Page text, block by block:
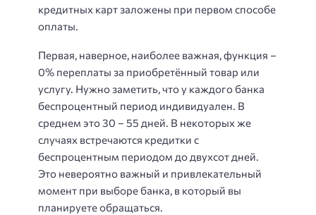
кредитных карт заложены при первом способе
оплаты.
Первая, наверное, наиболее важная, функция –
0% переплаты за приобретённый товар или
услугу. Нужно заметить, что у каждого банка
беспроцентный период индивидуален. В
среднем это 30 – 55 дней. В некоторых же
случаях встречаются кредитки с
беспроцентным периодом до двухсот дней.
Это невероятно важный и привлекательный
момент при выборе банка, в который вы
планируете обращаться.